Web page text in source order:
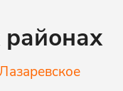
районах